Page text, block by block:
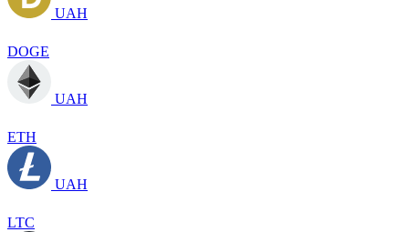
UAH
DOGE
UAH
ETH
UAH
LTC